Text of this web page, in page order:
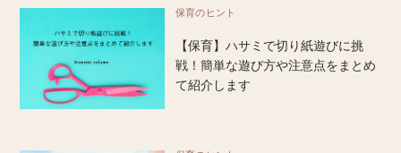
保育のヒント
【保育】ハサミで切り紙遊びに挑
戦！簡単な遊び方や注意点をまとめ
て紹介します